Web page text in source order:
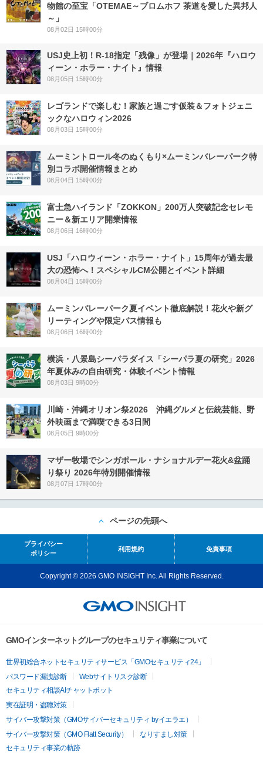
物館の至宝「OTEMAE～ブロムホフ 茶道を愛した異邦人
～」
08月02日 15時00分
USJ史上初！R-18指定「残像」が登場｜2026年『ハロウ
ィーン・ホラー・ナイト』情報
08月05日 15時00分
レゴランドで楽しむ！家族と過ごす仮装＆フォトジェニ
ックなハロウィン2026
08月03日 15時00分
ムーミントロール冬のぬくもり×ムーミンバレーパーク特
別コラボ開催情報まとめ
08月04日 15時00分
富士急ハイランド「ZOKKON」200万人突破記念セレモ
ニー＆新エリア開業情報
08月06日 16時00分
USJ「ハロウィーン・ホラー・ナイト」15周年が過去最
大の恐怖へ！スペシャルCM公開とイベント詳細
08月04日 15時00分
ムーミンバレーパーク夏イベント徹底解説！花火や新グ
リーティングや限定パス情報も
08月06日 16時00分
横浜・八景島シーパラダイス「シーパラ夏の研究」2026
年夏休みの自由研究・体験イベント情報
08月03日 9時00分
川崎・沖縄オリオン祭2026 沖縄グルメと伝統芸能、野
外映画まで満喫できる3日間
08月05日 9時00分
マザー牧場でシンガポール・ナショナルデー花火&盆踊
り祭り 2026年特別開催情報
08月07日 17時00分
ページの先頭へ
プライバシー
ポリシー
利用規約 免責事項
Copyright © 2026 GMO INSIGHT Inc. All Rights Reserved.
GMOインターネットグループのセキュリティ事業について
世界初総合ネットセキュリティサービス「GMOセキュリティ24」
パスワード漏洩診断
Webサイトリスク診断
セキュリティ相談AIチャットボット
実在証明・盗聴対策
サイバー攻撃対策（GMOサイバーセキュリティ byイエラエ）
サイバー攻撃対策（GMO Flatt Security）
なりすまし対策
セキュリティ事業の軌跡